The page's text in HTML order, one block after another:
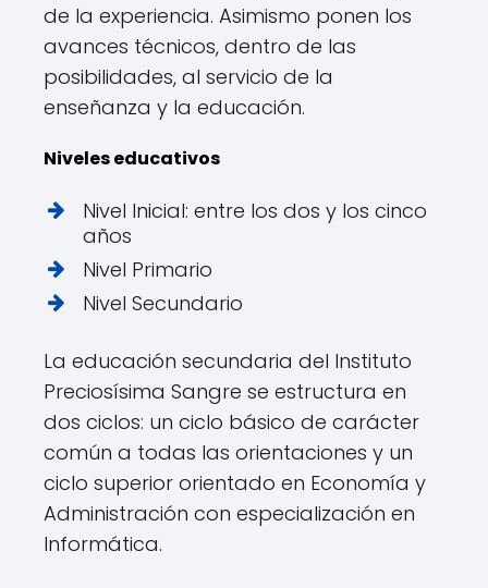
de la experiencia. Asimismo ponen los
avances técnicos, dentro de las
posibilidades, al servicio de la
enseñanza y la educación.
Niveles educativos
Nivel Inicial: entre los dos y los cinco
años
Nivel Primario
Nivel Secundario
La educación secundaria del Instituto
Preciosísima Sangre se estructura en
dos ciclos: un ciclo básico de carácter
común a todas las orientaciones y un
ciclo superior orientado en Economía y
Administración con especialización en
Informática.